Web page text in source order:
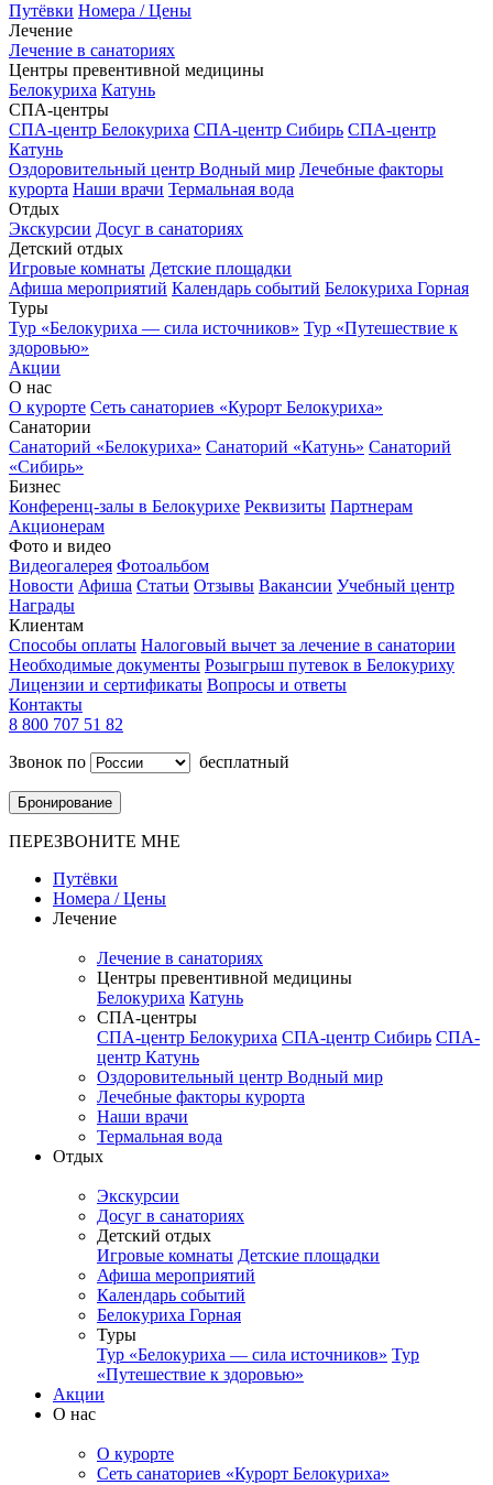
Путёвки Номера / Цены
Лечение
Лечение в санаториях
Центры превентивной медицины
Белокуриха Катунь
СПА-центры
СПА-центр Белокуриха СПА-центр Сибирь СПА-центр
Катунь
Оздоровительный центр Водный мир Лечебные факторы
курорта Наши врачи Термальная вода
Отдых
Экскурсии Досуг в санаториях
Детский отдых
Игровые комнаты Детские площадки
Афиша мероприятий Календарь событий Белокуриха Горная
Туры
Тур «Белокуриха — сила источников» Тур «Путешествие к
здоровью»
Акции
О нас
О курорте Сеть санаториев «Курорт Белокуриха»
Санатории
Санаторий «Белокуриха» Санаторий «Катунь» Санаторий
«Сибирь»
Бизнес
Конференц-залы в Белокурихе Реквизиты Партнерам
Акционерам
Фото и видео
Видеогалерея Фотоальбом
Новости Афиша Статьи Отзывы Вакансии Учебный центр
Награды
Клиентам
Способы оплаты Налоговый вычет за лечение в санатории
Необходимые документы Розыгрыш путевок в Белокуриху
Лицензии и сертификаты Вопросы и ответы
Контакты
8 800 707 51 82
Звонок по
бесплатный
Бронирование
ПЕРЕЗВОНИТЕ МНЕ
Путёвки
Номера / Цены
Лечение
Лечение в санаториях
Центры превентивной медицины
Белокуриха Катунь
СПА-центры
СПА-центр Белокуриха СПА-центр Сибирь СПА-
центр Катунь
Оздоровительный центр Водный мир
Лечебные факторы курорта
Наши врачи
Термальная вода
Отдых
Экскурсии
Досуг в санаториях
Детский отдых
Игровые комнаты Детские площадки
Афиша мероприятий
Календарь событий
Белокуриха Горная
Туры
Тур «Белокуриха — сила источников» Тур
«Путешествие к здоровью»
Акции
О нас
О курорте
Сеть санаториев «Курорт Белокуриха»